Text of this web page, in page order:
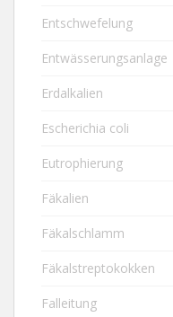
Entschwefelung
Entwässerungsanlage
Erdalkalien
Escherichia coli
Eutrophierung
Fäkalien
Fäkalschlamm
Fäkalstreptokokken
Falleitung